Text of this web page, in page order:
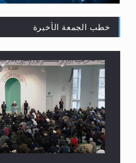
حقيقة المسيح الدجال
خطب الجمعة الأخيرة